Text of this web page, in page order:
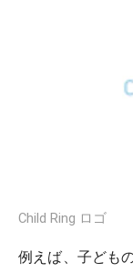
Child Ring ロゴ
例えば、子ども